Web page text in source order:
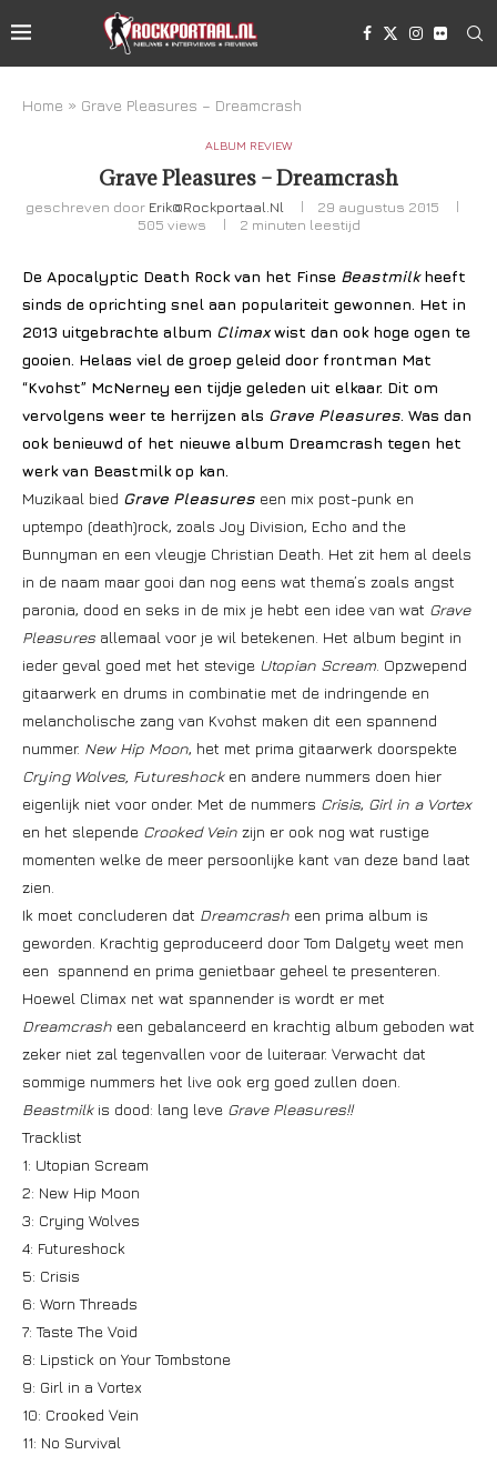
Home » Grave Pleasures – Dreamcrash
ALBUM REVIEW
Grave Pleasures – Dreamcrash
geschreven door Erik@rockportaal.nl
29 augustus 2015
505 views 2 minuten leestijd
De Apocalyptic Death Rock van het Finse Beastmilkheeft
sinds de oprichting snel aan populariteit gewonnen. Het in
2013 uitgebrachte album Climaxwist dan ook hoge ogen te
gooien. Helaas viel de groep geleid door frontman Mat
“Kvohst” McNerney een tijdje geleden uit elkaar. Dit om
vervolgens weer te herrijzen als Grave Pleasures. Was dan
ook benieuwd of het nieuwe album Dreamcrash tegen het
werk van Beastmilk op kan.
Muzikaal bied Grave Pleasures een mix post-punk en
uptempo (death)rock, zoals Joy Division, Echo and the
Bunnyman en een vleugje Christian Death. Het zit hem al deels
in de naam maar gooi dan nog eens wat thema’s zoals angst
paronia, dood en seks in de mix je hebt een idee van wat Grave
Pleasures allemaal voor je wil betekenen. Het album begint in
ieder geval goed met het stevige Utopian Scream . Opzwepend
gitaarwerk en drums in combinatie met de indringende en
melancholische zang van Kvohst maken dit een spannend
nummer. New Hip Moon, het met prima gitaarwerk doorspekte
Crying Wolves, Futureshock en andere nummers doen hier
eigenlijk niet voor onder. Met de nummers Crisis, Girl in a Vortex
en het slepende Crooked Vein zijn er ook nog wat rustige
momenten welke de meer persoonlijke kant van deze band laat
zien.
Ik moet concluderen dat Dreamcrash een prima album is
geworden. Krachtig geproduceerd door Tom Dalgety weet men
een spannend en prima genietbaar geheel te presenteren.
Hoewel Climax net wat spannender is wordt er met
Dreamcrash een gebalanceerd en krachtig album geboden wat
zeker niet zal tegenvallen voor de luiteraar. Verwacht dat
sommige nummers het live ook erg goed zullen doen.
Beastmilkis dood: lang leve Grave Pleasures!!
Tracklist
1: Utopian Scream
2: New Hip Moon
3: Crying Wolves
4: Futureshock
5: Crisis
6: Worn Threads
7: Taste The Void
8: Lipstick on Your Tombstone
9: Girl in a Vortex
10: Crooked Vein
11: No Survival